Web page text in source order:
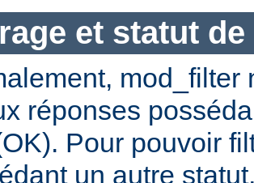
et statut
mod_filter
réponses
Pour pouvoir
un autre